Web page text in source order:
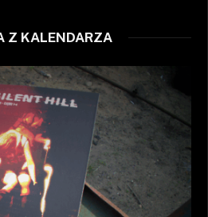
Z KALENDARZA